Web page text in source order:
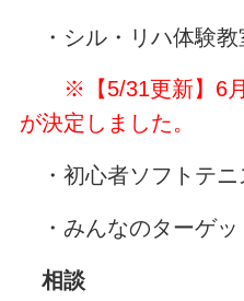
・シル・リハ体験教
※【5/31更新】6月
が決定しました。
・初心者ソフトテニ
・みんなのターゲッ
相談